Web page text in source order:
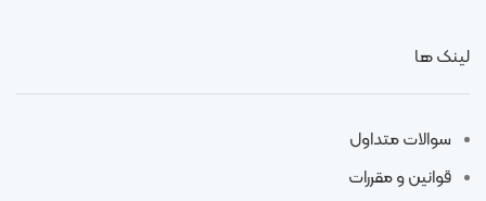
لینک ها
سوالات متداول
قوانین و مقررات